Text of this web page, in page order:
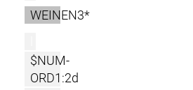
WEINEN3*
$NUM-
ORD1:2d